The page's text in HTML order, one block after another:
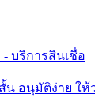
น อนุมัติง่าย ให้